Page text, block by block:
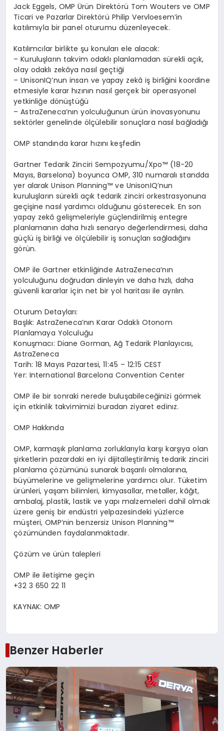
Jack Eggels, OMPÜrün Direktörü Tom Woutersve OMP
Ticari ve Pazarlar Direktörü Philip Vervloesem’in
katılımıyla bir panel oturumu düzenleyecek.
Katılımcılar birlikteşu konularıele alacak:
– Kuruluşların takvim odaklı planlamadan sürekli açık,
olay odaklı zekâya nasıl geçtiği
– UnisonIQ’nun insan ve yapay zekâ işbirliğini koordine
etmesiyle karar hızının nasıl gerçek bir operasyonel
yetkinliğe dönüştüğü
– AstraZeneca’nın yolculuğununürün inovasyonunu
sektörler genelinde ölçülebilir sonuçlara nasıl bağladığı
OMP standında karar hızınıkeşfedin
Gartner Tedarik Zinciri Sempozyumu/Xpo™ (18-20
Mayıs, Barselona) boyunca OMP, 310 numaralıstandda
yer alarak Unison Planning™ve UnisonIQ’nun
kuruluşların sürekli açık tedarik zinciri orkestrasyonuna
geçişine nasıl yardımcıolduğunu gösterecek. En son
yapay zekâgelişmeleriyle güçlendirilmişentegre
planlamanın daha hızlı senaryo değerlendirmesi, daha
güçlü işbirliği veölçülebilir işsonuçlarısağladığını
görün.
OMP ile Gartner etkinliğinde AstraZeneca’nın
yolculuğunu doğrudan dinleyin ve daha hızlı, daha
güvenli kararlar için net bir yol haritası ile ayrılın.
OturumDetayları:
Başlık: AstraZeneca’nın Karar Odaklı Otonom
Planlamaya Yolculuğu
Konuşmacı: Diane Gorman, Ağ Tedarik Planlayıcısı,
AstraZeneca
Tarih: 18 Mayıs Pazartesi, 11:45 – 12:15 CEST
Yer: International Barcelona Convention Center
OMP ile bir sonraki nerede buluşabileceğinizi görmek
için etkinlik takvimimizi buradan ziyaret edinız.
OMP Hakkında
OMP, karmaşık planlama zorluklarıyla karşıkarşıya olan
şirketlerin pazardaki en iyi dijitalleştirilmiş tedarik zinciri
planlamaçözümünüsunarak başarılı olmalarına,
büyümelerine ve gelişmelerine yardımcıolur. Tüketim
ürünleri, yaşam bilimleri, kimyasallar, metaller, kâğıt,
ambalaj, plastik, lastik ve yapı malzemeleri dahil olmak
üzere geniş bir endüstri yelpazesindeki yüzlerce
müşteri, OMP’nin benzersiz Unison Planning™
çözümünden faydalanmaktadır.
Çözüm veürün talepleri
OMP ile iletişime geçin
+32 3 650 22 11
KAYNAK: OMP
Benzer Haberler